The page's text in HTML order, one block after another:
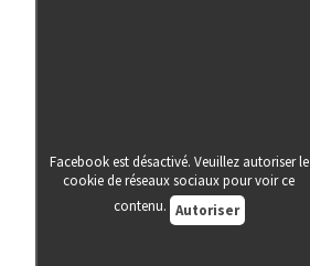
Facebook est désactivé. Veuillez autoriser le
cookie de réseaux sociaux pour voir ce
contenu. Autoriser